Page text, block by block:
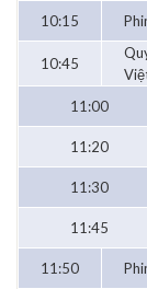
10:15
10:45
11:00
11:20
11:30
11:45
11:50